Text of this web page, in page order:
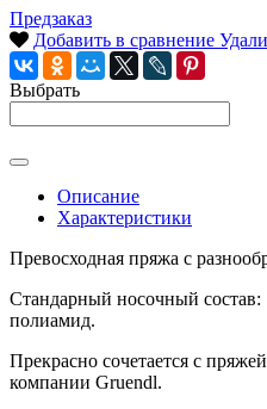
Предзаказ
Добавить в сравнение
Выбрать
Описание
Характеристики
Превосходная пряжа с
Стандарный носочный
полиамид.
Прекрасно сочетается с
компании Gruendl.